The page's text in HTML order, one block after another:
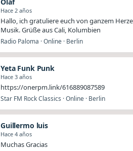
Hace 2 años
Hallo, ich gratuliere euch von ganzem
Musik. Grüße aus Cali, Kolumbien
Radio Paloma · Online · Berlin
Yeta Funk Punk
Hace 3 años
https://onerpm.link/616889087589
Star FM Rock Classics · Online · Berlin
Guillermo luis
Hace 4 años
Muchas Gracias